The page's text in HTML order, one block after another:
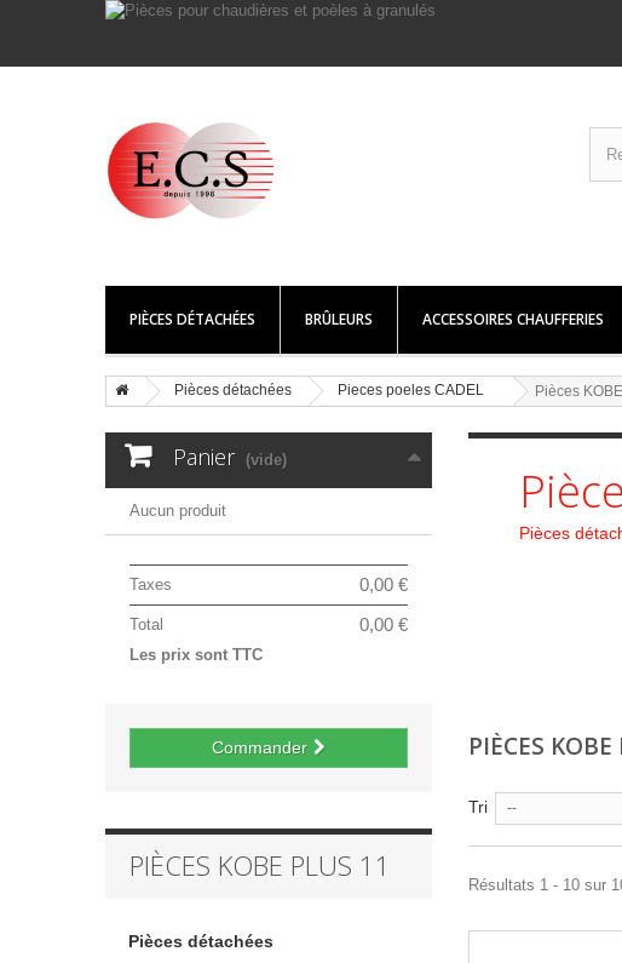
PIÈCES DÉTACHÉES BRÛLEURS ACCESSOIRES CHAUFFERIES
Pièces détachées Pieces poeles CADEL Pièces
Panier (vide)
Aucun produit
0,00 €
Taxes
0,00 €
Total
Les prix sont TTC
Commander
PIÈCES KOBE PLUS 11
Pièces détachées
Pièces
PIÈCES
Tri --
Résultats 1 - 10 sur